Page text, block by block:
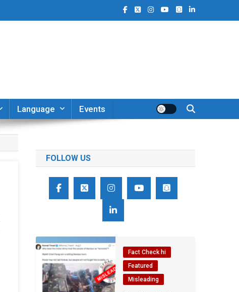
Language Events
FOLLOW US
Fact Check hi
Featured
Misleading